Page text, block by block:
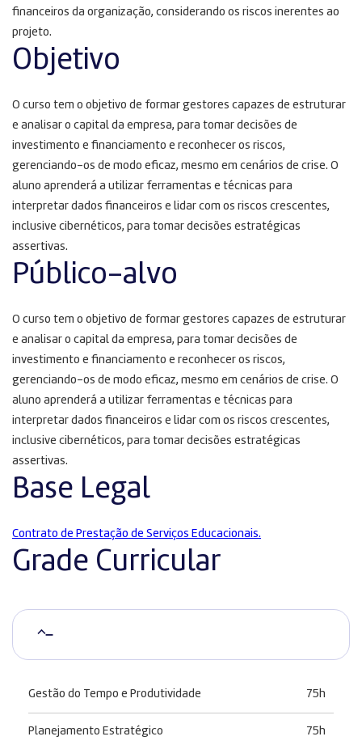
financeiros da organização, considerando os riscos inerentes ao
projeto.
Objetivo
O curso tem o objetivo de formar gestores capazes de estruturar
e analisar o capital da empresa, para tomar decisões de
investimento e financiamento e reconhecer os riscos,
gerenciando-os de modo eficaz, mesmo em cenários de crise. O
aluno aprenderá a utilizar ferramentas e técnicas para
interpretar dados financeiros e lidar com os riscos crescentes,
inclusive cibernéticos, para tomar decisões estratégicas
assertivas.
Público-alvo
O curso tem o objetivo de formar gestores capazes de estruturar
e analisar o capital da empresa, para tomar decisões de
investimento e financiamento e reconhecer os riscos,
gerenciando-os de modo eficaz, mesmo em cenários de crise. O
aluno aprenderá a utilizar ferramentas e técnicas para
interpretar dados financeiros e lidar com os riscos crescentes,
inclusive cibernéticos, para tomar decisões estratégicas
assertivas.
Base Legal
Contrato de Prestação de Serviços Educacionais.
Grade Curricular
–
Gestão do Tempo e Produtividade 75h
Planejamento Estratégico 75h